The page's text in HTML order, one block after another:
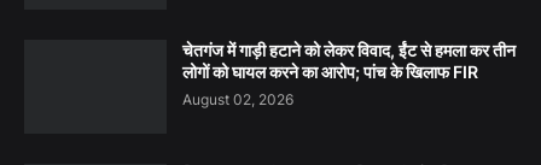
चेतगंज में गाड़ी हटाने को लेकर विवाद, ईंट से हमला कर तीन
लोगों को घायल करने का आरोप; पांच के खिलाफ FIR
August 02, 2026